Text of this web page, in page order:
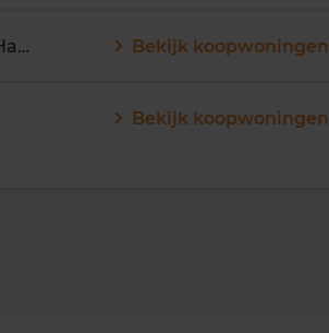
Hantumhuizen, Verspreide huizen Hantumhuizen Bekijk koopwoningen
Bekijk koopwoningen